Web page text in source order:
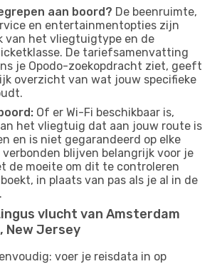
aan boord? De beenruimte,
en entertainmentopties zijn
van het vliegtuigtype en de
De tariefsamenvatting
je Opodo-zoekopdracht ziet, geeft
overzicht van wat jouw specifieke
Of er Wi-Fi beschikbaar is,
het vliegtuig dat aan jouw route is
en is niet gegarandeerd op elke
blijven belangrijk voor je
de moeite om dit te controleren
in plaats van pas als je al in de
vlucht van Amsterdam
New Jersey
voer je reisdata in op